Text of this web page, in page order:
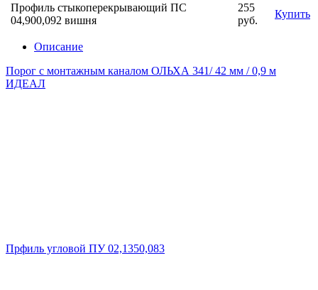
Профиль стыкоперекрывающий ПС
04,900,092 вишня
255
руб.
Купить
Описание
Порог с монтажным каналом ОЛЬХА 341/ 42 мм / 0,9 м
ИДЕАЛ
Прфиль угловой ПУ 02,1350,083